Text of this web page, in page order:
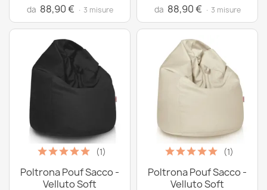
da 88,90 € · 3 misure da 88,90 € · 3 misure
(1)
Poltrona Pouf Sacco -
Velluto Soft
(1)
Poltrona Pouf Sacco -
Velluto Soft